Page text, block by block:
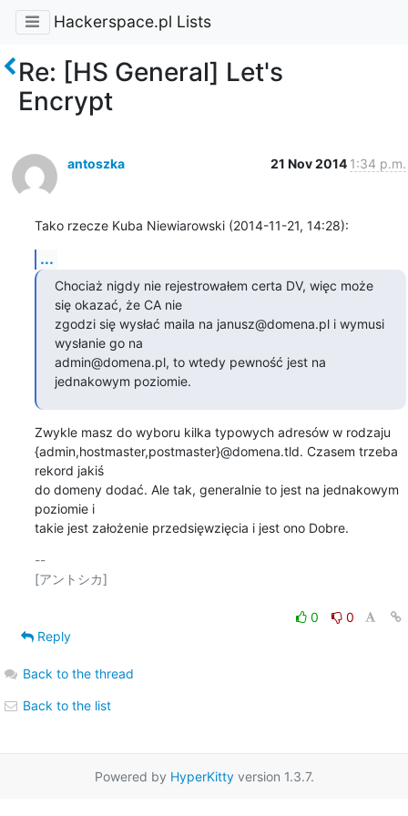
Hackerspace.pl Lists
Re: [HS General] Let's
Encrypt
antoszka 21 Nov 2014 1:34 p.m.
Tako rzecze Kuba Niewiarowski (2014-11-21, 14:28):
...
Chociaż nigdy nie rejestrowałem certa DV, więc może
się okazać, że CA nie
zgodzi się wysłać maila na janusz@domena.pl i wymusi
wysłanie go na
admin@domena.pl, to wtedy pewność jest na
jednakowym poziomie.
Zwykle masz do wyboru kilka typowych adresów w rodzaju
{admin,hostmaster,postmaster}@domena.tld. Czasem trzeba
rekord jakiś
do domeny dodać. Ale tak, generalnie to jest na jednakowym
poziomie i
takie jest założenie przedsięwzięcia i jest ono Dobre.
--
[アントシカ]
0
0
Reply
Back to the thread
Back to the list
Powered by HyperKittyversion 1.3.7.